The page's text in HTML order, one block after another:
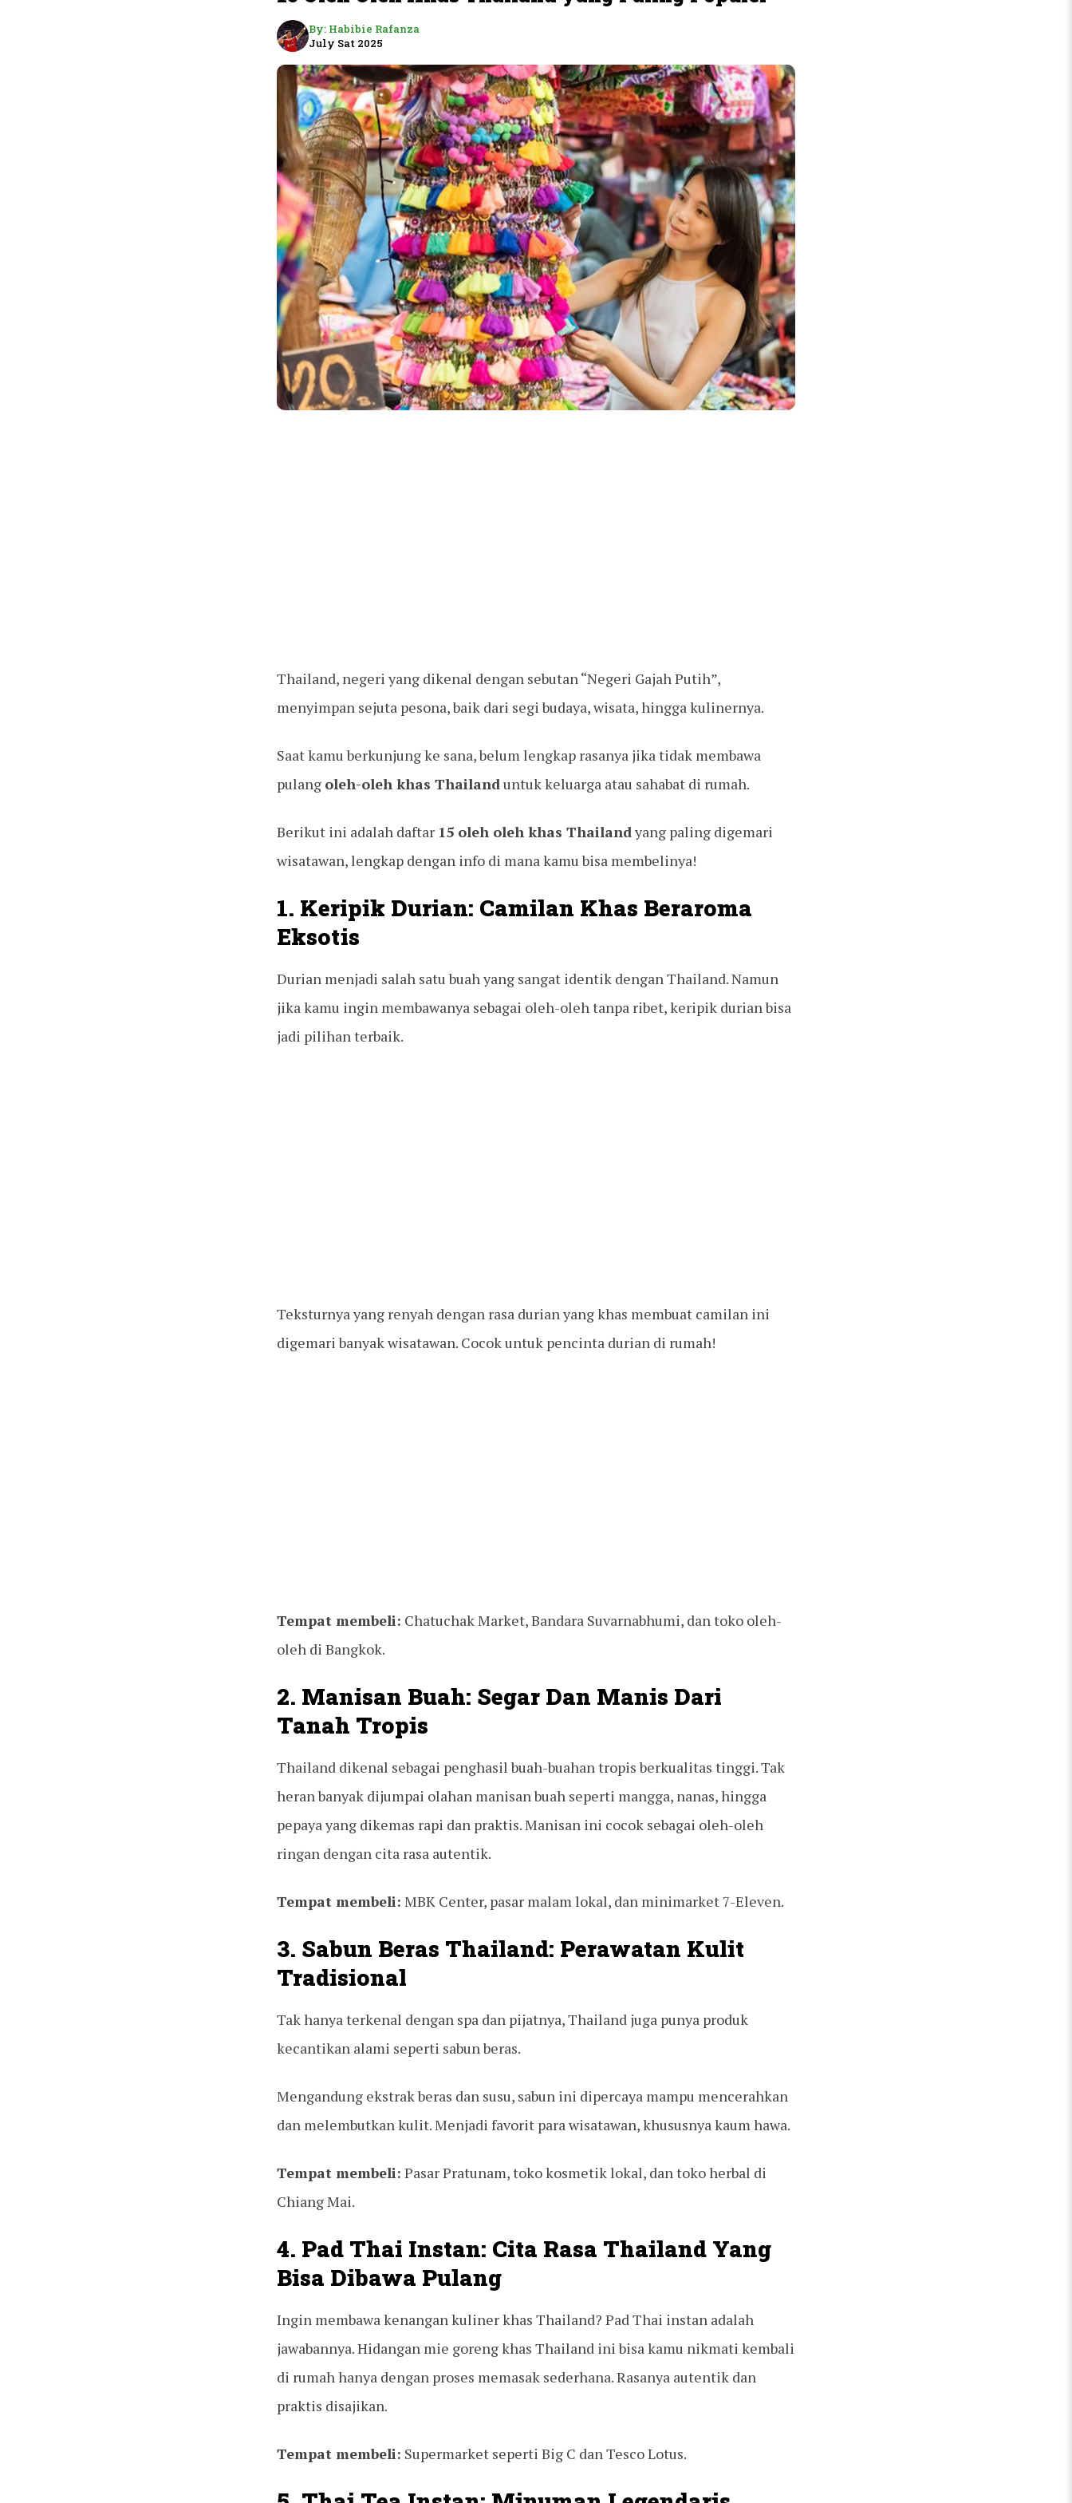
By: Habibie Rafanza
July Sat 2025
Thailand, negeri yang dikenal dengan sebutan “Negeri Gajah Putih”,
menyimpan sejuta pesona, baik dari segi budaya, wisata, hingga kulinernya.
Saat kamu berkunjung ke sana, belum lengkap rasanya jika tidak membawa
pulang oleh-oleh khas Thailanduntuk keluarga atau sahabat di rumah.
Berikut ini adalah daftar 15 oleh oleh khas Thailandyang paling digemari
wisatawan, lengkap dengan info di mana kamu bisa membelinya!
1. Keripik Durian: Camilan Khas Beraroma
Eksotis
Durian menjadi salah satu buah yang sangat identik dengan Thailand. Namun
jika kamu ingin membawanya sebagai oleh-oleh tanpa ribet, keripik durian bisa
jadi pilihan terbaik.
Teksturnya yang renyah dengan rasa durian yang khas membuat camilan ini
digemari banyak wisatawan. Cocok untuk pencinta durian di rumah!
Tempat membeli: Chatuchak Market, Bandara Suvarnabhumi, dan toko oleh-
oleh di Bangkok.
2. Manisan Buah: Segar Dan Manis Dari
Tanah Tropis
Thailand dikenal sebagai penghasil buah-buahan tropis berkualitas tinggi. Tak
heran banyak dijumpai olahan manisan buah seperti mangga, nanas, hingga
pepaya yang dikemas rapi dan praktis. Manisan ini cocok sebagai oleh-oleh
ringan dengan cita rasa autentik.
Tempat membeli: MBK Center, pasar malam lokal, dan minimarket 7-Eleven.
3. Sabun Beras Thailand: Perawatan Kulit
Tradisional
Tak hanya terkenal dengan spa dan pijatnya, Thailand juga punya produk
kecantikan alami seperti sabun beras.
Mengandung ekstrak beras dan susu, sabun ini dipercaya mampu mencerahkan
dan melembutkan kulit. Menjadi favorit para wisatawan, khususnya kaum hawa.
Tempat membeli: Pasar Pratunam, toko kosmetik lokal, dan toko herbal di
Chiang Mai.
4. Pad Thai Instan: Cita Rasa Thailand Yang
Bisa Dibawa Pulang
Ingin membawa kenangan kuliner khas Thailand? Pad Thai instan adalah
jawabannya. Hidangan mie goreng khas Thailand ini bisa kamu nikmati kembali
di rumah hanya dengan proses memasak sederhana. Rasanya autentik dan
praktis disajikan.
Tempat membeli: Supermarket seperti Big C dan Tesco Lotus.